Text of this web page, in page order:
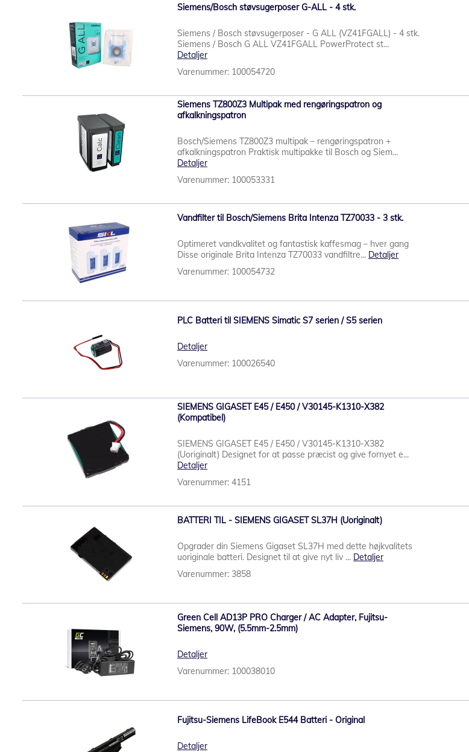
Siemens/Bosch støvsugerposer G-ALL - 4 stk.
Siemens / Bosch støvsugerposer - G ALL (VZ41FGALL) - 4 stk.
Siemens / Bosch G ALL VZ41FGALL PowerProtect st...
Detaljer
Varenummer: 100054720
Siemens TZ800Z3 Multipak med rengøringspatron og
afkalkningspatron
Bosch/Siemens TZ800Z3 multipak – rengøringspatron +
afkalkningspatron Praktisk multipakke til Bosch og Siem...
Detaljer
Varenummer: 100053331
Vandfilter til Bosch/Siemens Brita Intenza TZ70033 - 3 stk.
Optimeret vandkvalitet og fantastisk kaffesmag – hver gang
Disse originale Brita Intenza TZ70033 vandfiltre... Detaljer
Varenummer: 100054732
PLC Batteri til SIEMENS Simatic S7 serien / S5 serien
Detaljer
Varenummer: 100026540
SIEMENS GIGASET E45 / E450 / V30145-K1310-X382
(Kompatibel)
SIEMENS GIGASET E45 / E450 / V30145-K1310-X382
(Uoriginalt) Designet for at passe præcist og give fornyet e...
Detaljer
Varenummer: 4151
BATTERI TIL - SIEMENS GIGASET SL37H (Uoriginalt)
Opgrader din Siemens Gigaset SL37H med dette højkvalitets
uoriginale batteri. Designet til at give nyt liv ... Detaljer
Varenummer: 3858
Green Cell AD13P PRO Charger / AC Adapter, Fujitsu-
Siemens, 90W, (5.5mm-2.5mm)
Detaljer
Varenummer: 100038010
Fujitsu-Siemens LifeBook E544 Batteri - Original
Detaljer